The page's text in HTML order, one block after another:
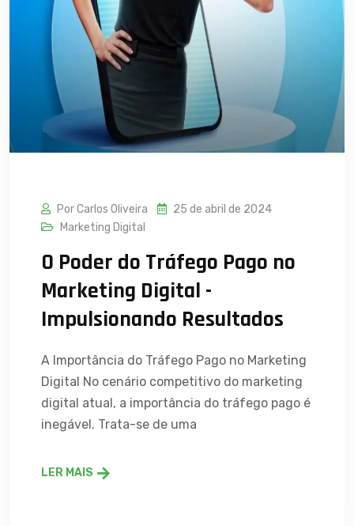
Por Carlos Oliveira
25 de abril de 2024
Marketing Digital
O Poder do Tráfego Pago no
Marketing Digital -
Impulsionando Resultados
A Importância do Tráfego Pago no Marketing
Digital No cenário competitivo do marketing
digital atual, a importância do tráfego pago é
inegável. Trata-se de uma
LER MAIS